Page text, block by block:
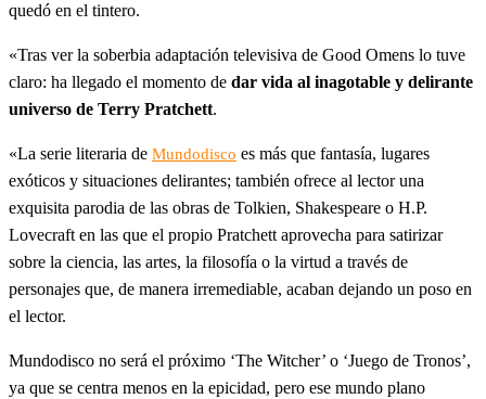
quedó en el tintero.
«Tras ver la soberbia adaptación televisiva de Good Omens lo tuve
claro: ha llegado el momento de dar vida al inagotable y delirante
universo de Terry Pratchett.
«La serie literaria de Mundodisco es más que fantasía, lugares
exóticos y situaciones delirantes; también ofrece al lector una
exquisita parodia de las obras de Tolkien, Shakespeare o H.P.
Lovecraft en las que el propio Pratchett aprovecha para satirizar
sobre la ciencia, las artes, la filosofía o la virtud a través de
personajes que, de manera irremediable, acaban dejando un poso en
el lector.
Mundodisco no será el próximo ‘The Witcher’ o ‘Juego de Tronos’,
ya que se centra menos en la epicidad, pero ese mundo plano